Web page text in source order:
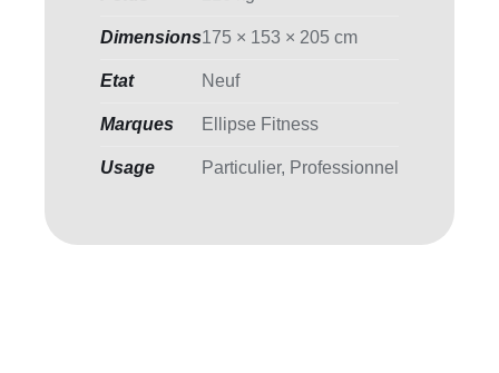
Dimensions175 × 153 × 205 cm
Etat Neuf
Marques Ellipse Fitness
Usage Particulier, Professionnel